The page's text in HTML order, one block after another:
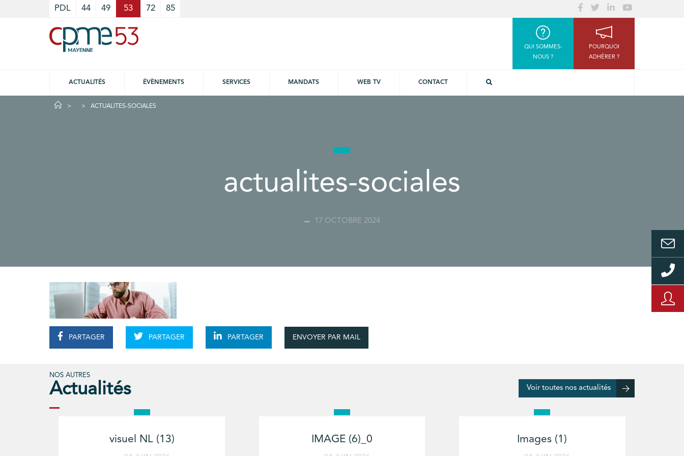
PDL 44 49 53 72 85
QUI SOMMES-
NOUS ?
POURQUOI
ADHÉRER ?
ACTUALITÉS ÉVÈNEMENTS SERVICES MANDATS WEB TV CONTACT
ACTUALITES-SOCIALES
actualites-sociales
17 OCTOBRE 2024
PARTAGER PARTAGER PARTAGER ENVOYER PAR MAIL
NOS AUTRES
Actualités Voir toutes nos actualités
visuel NL (13) IMAGE (6)_0 Images (1)
Cookies management panel